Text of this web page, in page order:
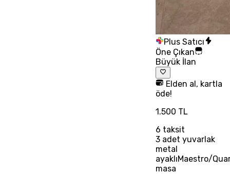
Plus Satıcı
Öne Çıkan
Büyük İlan
Elden al, kartla
öde!
1.500 TL
6 taksit
3 adet yuvarlak
metal
ayaklıMaestro/
masa